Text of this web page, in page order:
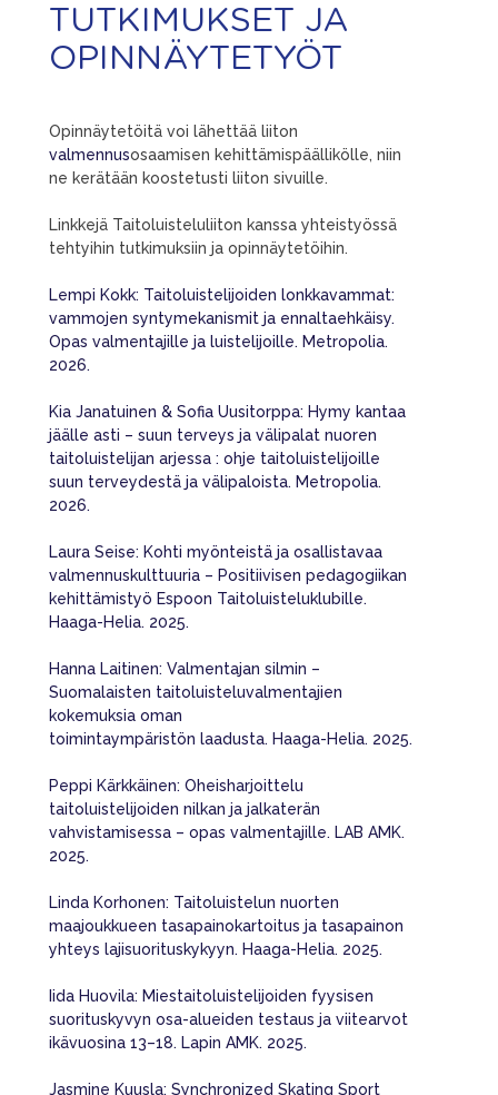
TUTKIMUKSET JA
OPINNÄYTETYÖT
Opinnäytetöitä voi lähettää liiton
valmennusosaamisen kehittämispäällikölle, niin
ne kerätään koostetusti liiton sivuille.
Linkkejä Taitoluisteluliiton kanssa yhteistyössä
tehtyihin tutkimuksiin ja opinnäytetöihin.
Lempi Kokk: Taitoluistelijoiden lonkkavammat:
vammojen syntymekanismit ja ennaltaehkäisy.
Opas valmentajille ja luistelijoille. Metropolia.
2026.
Kia Janatuinen & Sofia Uusitorppa: Hymy kantaa
jäälle asti – suun terveys ja välipalat nuoren
taitoluistelijan arjessa : ohje taitoluistelijoille
suun terveydestä ja välipaloista. Metropolia.
2026.
Laura Seise: Kohti myönteistä ja osallistavaa
valmennuskulttuuria – Positiivisen pedagogiikan
kehittämistyö Espoon Taitoluisteluklubille.
Haaga-Helia. 2025.
Hanna Laitinen: Valmentajan silmin –
Suomalaisten taitoluisteluvalmentajien
kokemuksia oman
toimintaympäristön laadusta. Haaga-Helia. 2025.
Peppi Kärkkäinen: Oheisharjoittelu
taitoluistelijoiden nilkan ja jalkaterän
vahvistamisessa – opas valmentajille. LAB AMK.
2025.
Linda Korhonen: Taitoluistelun nuorten
maajoukkueen tasapainokartoitus ja tasapainon
yhteys lajisuorituskykyyn. Haaga-Helia. 2025.
Iida Huovila: Miestaitoluistelijoiden fyysisen
suorituskyvyn osa-alueiden testaus ja viitearvot
ikävuosina 13–18. Lapin AMK. 2025.
Jasmine Kuusla: Synchronized Skating Sport